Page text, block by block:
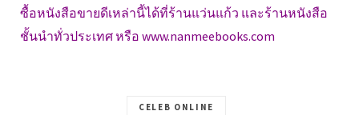
ซื้อหนังสือขายดีเหล่านี้ได้ที่ร้านแว่นแก้ว และร้านหนังสือ
ชั้นนำทั่วประเทศ หรือ www.nanmeebooks.com
CELEB ONLINE